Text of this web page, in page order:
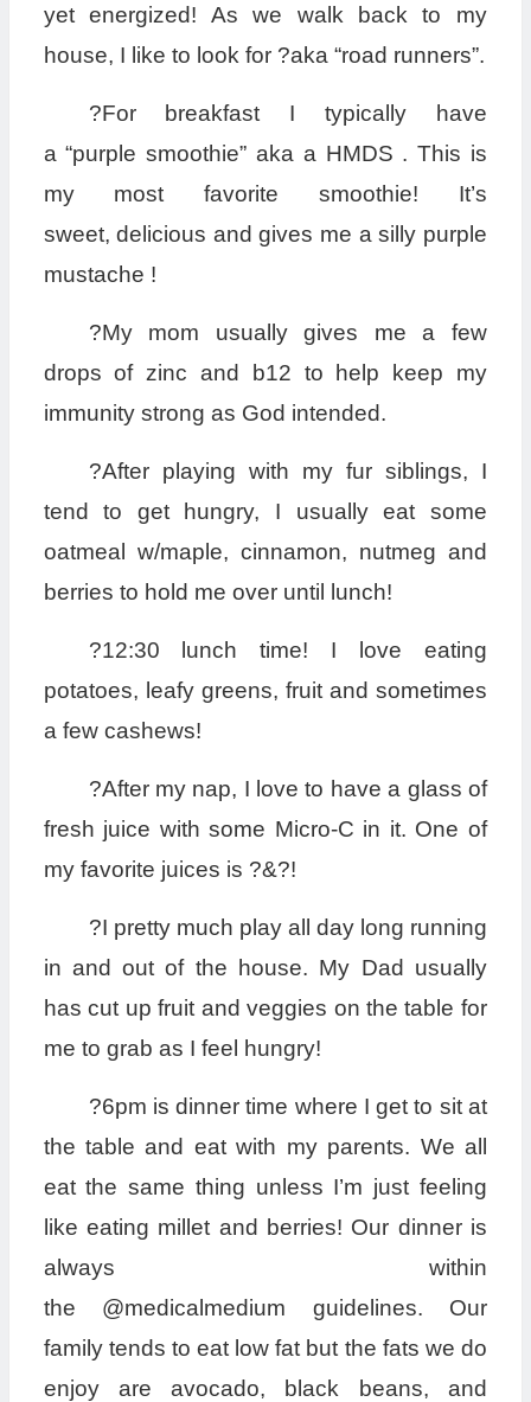
yet energized! As we walk back to my
house, I like to look for ?aka “road runners”.
?For breakfast I typically have
a “purple smoothie” aka a HMDS . This is
my most favorite smoothie! It’s
sweet, delicious and gives me a silly purple
mustache !
?My mom usually gives me a few
drops of zinc and b12 to help keep my
immunity strong as God intended.
?After playing with my fur siblings, I
tend to get hungry, I usually eat some
oatmeal w/maple, cinnamon, nutmeg and
berries to hold me over until lunch!
?12:30 lunch time! I love eating
potatoes, leafy greens, fruit and sometimes
a few cashews!
?After my nap, I love to have a glass of
fresh juice with some Micro-C in it. One of
my favorite juices is ?&?!
?I pretty much play all day long running
in and out of the house. My Dad usually
has cut up fruit and veggies on the table for
me to grab as I feel hungry!
?6pm is dinner time where I get to sit at
the table and eat with my parents. We all
eat the same thing unless I’m just feeling
like eating millet and berries! Our dinner is
always within
the @medicalmedium guidelines. Our
family tends to eat low fat but the fats we do
enjoy are avocado, black beans, and